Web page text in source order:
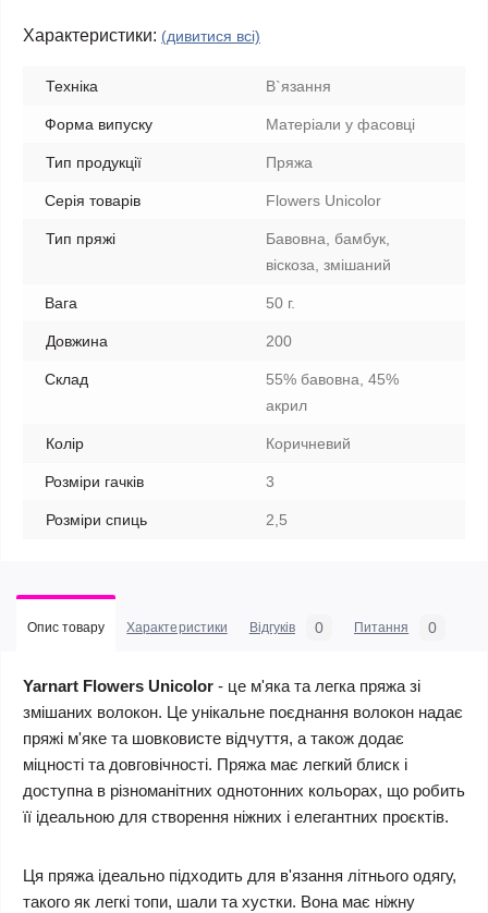
Характеристики: (дивитися всі)
Техніка В`язання
Форма випуску Матеріали у фасовці
Тип продукції Пряжа
Серія товарів Flowers Unicolor
Тип пряжі
Бавовна, бамбук,
віскоза, змішаний
Вага 50 г.
Довжина 200
Склад
55% бавовна, 45%
акрил
Колір Коричневий
Розміри гачків 3
Розміри спиць 2,5
Опис товару Характеристики Відгуків 0 Питання 0
Yarnart Flowers Unicolor - це м'яка та легка пряжа зі
змішаних волокон. Це унікальне поєднання волокон надає
пряжі м'яке та шовковисте відчуття, а також додає
міцності та довговічності. Пряжа має легкий блиск і
доступна в різноманітних однотонних кольорах, що робить
її ідеальною для створення ніжних і елегантних проєктів.
Ця пряжа ідеально підходить для в'язання літнього одягу,
такого як легкі топи, шали та хустки. Вона має ніжну